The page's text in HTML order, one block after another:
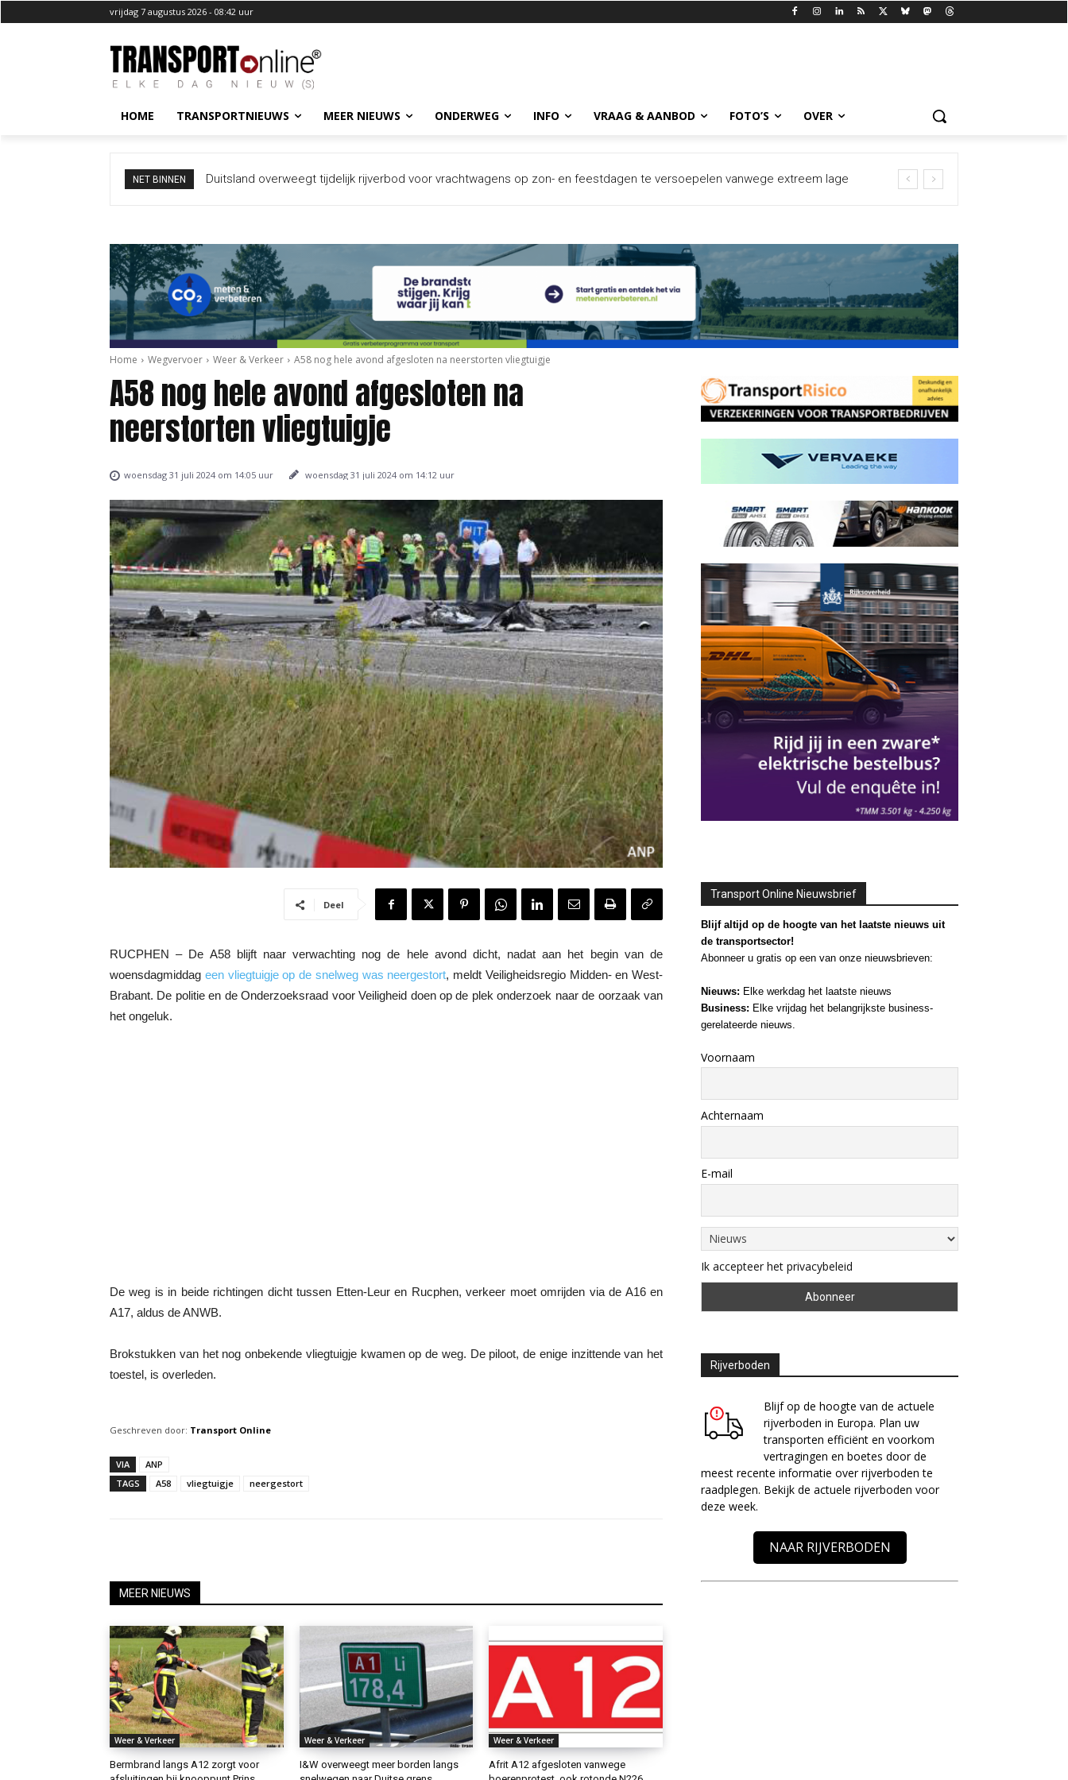
vrijdag 7 augustus 2026 - 08:42 uur
HOME TRANSPORTNIEUWS MEER NIEUWS ONDERWEG INFO VRAAG & AANBOD FOTO’S OVER
NET BINNEN
Duitsland overweegt tijdelijk rijverbod voor vrachtwagens op zon- en feestdagen te versoepelen vanwege extreem lage
Mobiel Medisch Team ingezet na ernstig incident met trailer in Europoort
Home Wegvervoer Weer & Verkeer A58 nog hele avond afgesloten na neerstorten vliegtuigje
A58 nog hele avond afgesloten na
neerstorten vliegtuigje
woensdag 31 juli 2024 om 14:05 uur woensdag 31 juli 2024 om 14:12 uur
Deel
RUCPHEN – De A58 blijft naar verwachting nog de hele avond dicht, nadat aan het begin van de
woensdagmiddag een vliegtuigje op de snelweg was neergestort, meldt Veiligheidsregio Midden- en West-
Brabant. De politie en de Onderzoeksraad voor Veiligheid doen op de plek onderzoek naar de oorzaak van
het ongeluk.
De weg is in beide richtingen dicht tussen Etten-Leur en Rucphen, verkeer moet omrijden via de A16 en
A17, aldus de ANWB.
Brokstukken van het nog onbekende vliegtuigje kwamen op de weg. De piloot, de enige inzittende van het
toestel, is overleden.
Geschreven door: Transport Online
VIA
ANP
TAGS
A58 vliegtuigje neergestort
MEER NIEUWS
Weer & Verkeer
Bermbrand langs A12 zorgt voor
Weer & Verkeer
I&W overweegt meer borden langs
Weer & Verkeer
Afrit A12 afgesloten vanwege
Transport Online Nieuwsbrief
Blijf altijd op de hoogte van het laatste nieuws uit
de transportsector!
Abonneer u gratis op een van onze nieuwsbrieven:
Nieuws: Elke werkdag het laatste nieuws
Business: Elke vrijdag het belangrijkste business-
gerelateerde nieuws.
Voornaam
Achternaam
E-mail
Ik accepteer het privacybeleid
Rijverboden
Blijf op de hoogte van de actuele
rijverboden in Europa. Plan uw
transporten efficiënt en voorkom
vertragingen en boetes door de
meest recente informatie over rijverboden te
raadplegen. Bekijk de actuele rijverboden voor
deze week.
NAAR RIJVERBODEN